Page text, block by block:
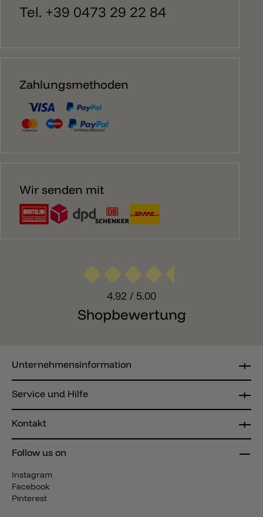
Tel. +39 0473 29 22 84
Zahlungsmethoden
Wir senden mit
4.92 / 5.00
Shopbewertung
Follow us on
Instagram
Facebook
Pinterest
Kontakt
Unternehmensinformation
Service und Hilfe